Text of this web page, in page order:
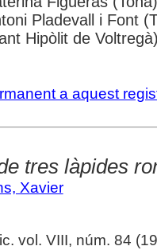
Pladevall i Font
Hipòlit de
a aquest
tres làpides
Xavier
vol. VIII, núm. 84